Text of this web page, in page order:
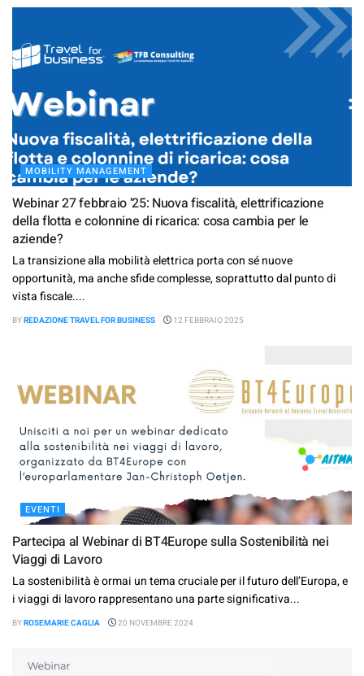
MOBILITY MANAGEMENT
Webinar 27 febbraio ’25: Nuova fiscalità, elettrificazione
della flotta e colonnine di ricarica: cosa cambia per le
aziende?
La transizione alla mobilità elettrica porta con sé nuove
opportunità, ma anche sfide complesse, soprattutto dal punto di
vista fiscale....
BYREDAZIONE TRAVEL FOR BUSINESS 12 FEBBRAIO 2025
EVENTI
Partecipa al Webinar di BT4Europe sulla Sostenibilità nei
Viaggi di Lavoro
La sostenibilità è ormai un tema cruciale per il futuro dell’Europa, e
i viaggi di lavoro rappresentano una parte significativa...
BYROSEMARIE CAGLIA 20 NOVEMBRE 2024